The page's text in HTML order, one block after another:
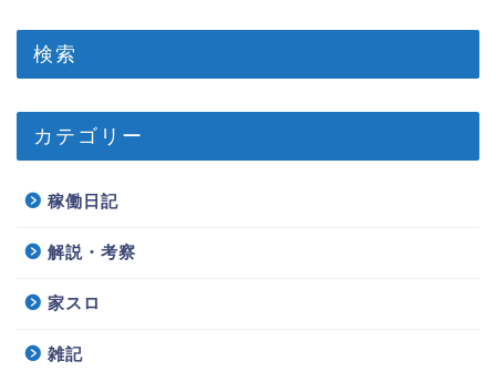
検索
カテゴリー
稼働日記
解説・考察
家スロ
雑記